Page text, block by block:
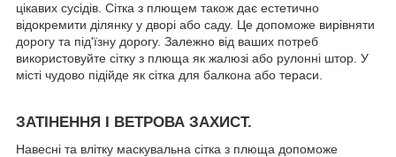
цікавих сусідів. Сітка з плющем також дає естетично
відокремити ділянку у дворі або саду. Це допоможе вирівняти
дорогу та під'їзну дорогу. Залежно від ваших потреб
використовуйте сітку з плюща як жалюзі або рулонні штор. У
місті чудово підійде як сітка для балкона або тераси.
ЗАТІНЕННЯ І ВЕТРОВА ЗАХИСТ.
Навесні та влітку маскувальна сітка з плюща допоможе